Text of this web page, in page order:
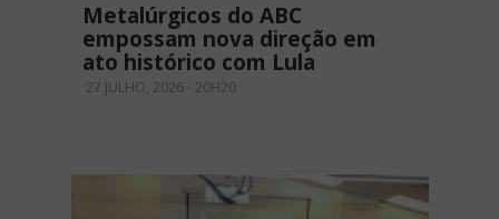
Metalúrgicos do ABC
empossam nova direção em
ato histórico com Lula
27 JULHO, 2026 - 20H20